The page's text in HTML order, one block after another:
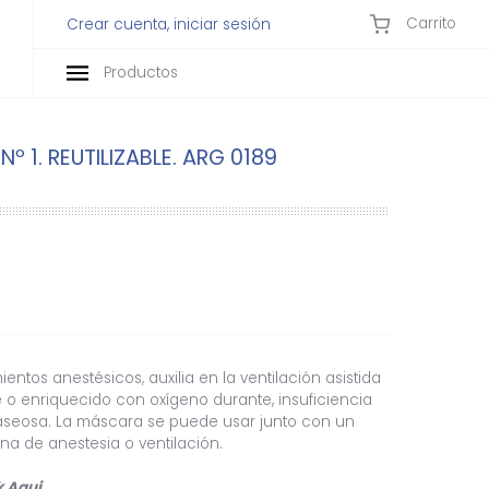
Crear cuenta, iniciar sesión Carrito
Productos
1. REUTILIZABLE. ARG 0189
anestésicos, auxilia en la ventilación asistida
enriquecido con oxígeno durante, insuficiencia
La máscara se puede usar junto con un
de anestesia o ventilación.